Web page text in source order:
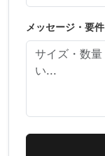
メッセージ・要件